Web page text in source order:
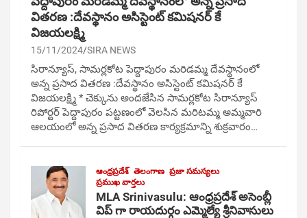
వితరణ :దేవస్థానం అసిస్టెంట్ కమిషనర్ కే
విజయలక్ష్మి
15/11/2024 SIRA NEWS
సిరాన్యూస్, సామర్లకోట పెద్దాపురం మరిడమ్మ దేవస్థానంలో
అన్న ప్రసాద వితరణ :దేవస్థానం అసిస్టెంట్ కమిషనర్ కే
విజయలక్ష్మి * చెక్కును అందజేసిన సామర్లకోట సిరాన్యూస్
రిపోర్టర్ పెద్దాపురం పట్టణంలో వెలసిన మరిటమ్మ అమ్మవారి
ఆలయంలో అన్న ప్రసాద వితరణ కార్యక్రమాన్ని శుక్రవారం…
ఆంధ్రప్రదేశ్ తెలంగాణ ప్రజా సమస్యలు
ప్రముఖ వార్తలు
MLA Srinivasulu: ఆంధ్రప్రదేశ్ అసెంబ్లీ
విప్ గా రాయదుర్గం ఎమ్మెల్యే శ్రీనివాసులు